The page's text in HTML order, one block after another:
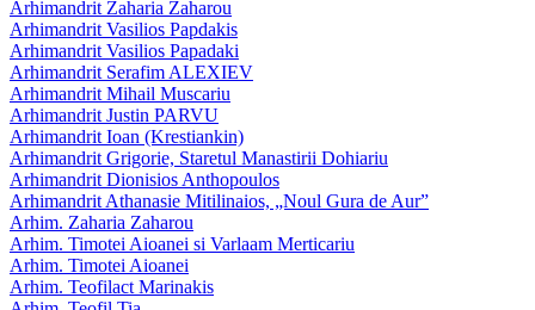
Arhimandrit Zaharia Zaharou
Arhimandrit Vasilios Papdakis
Arhimandrit Vasilios Papadaki
Arhimandrit Serafim ALEXIEV
Arhimandrit Mihail Muscariu
Arhimandrit Justin PARVU
Arhimandrit Ioan (Krestiankin)
Arhimandrit Grigorie, Staretul Manastirii Dohiariu
Arhimandrit Dionisios Anthopoulos
Arhimandrit Athanasie Mitilinaios, „Noul Gura de Aur”
Arhim. Zaharia Zaharou
Arhim. Timotei Aioanei si Varlaam Merticariu
Arhim. Timotei Aioanei
Arhim. Teofilact Marinakis